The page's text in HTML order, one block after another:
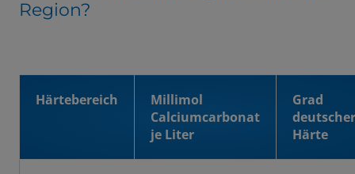
Region?
Härtebereich
Millimol
Calciumcarbonat
je Liter
Grad
deutscher
Härte